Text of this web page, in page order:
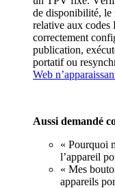
de disponibilité, le
relative aux
correctement
publication,
portatif ou
Web
Aussi demandé
« Pourquoi
l’appareil
« Mes
appareils